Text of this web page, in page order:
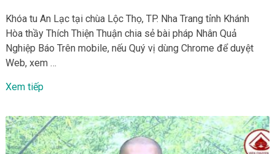
Khóa tu An Lạc tại chùa Lộc Thọ, TP. Nha Trang tỉnh Khánh
Hòa thầy Thích Thiện Thuận chia sẻ bài pháp Nhân Quả
Nghiệp Báo Trên mobile, nếu Quý vị dùng Chrome để duyệt
Web, xem …
Xem tiếp